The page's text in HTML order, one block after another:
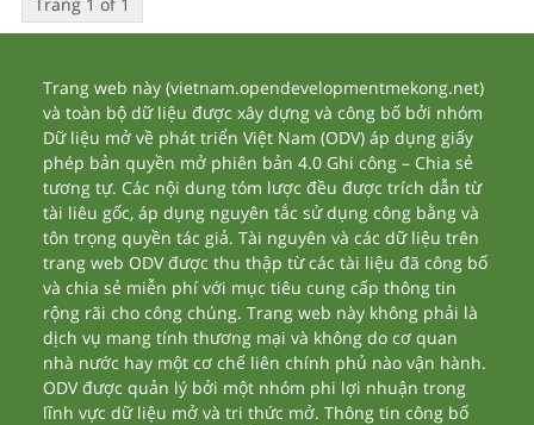
Trang web này (vietnam.opendevelopmentmekong.net)
và toàn bộ dữ liệu được xây dựng và công bố bởi nhóm
Dữ liệu mở về phát triển Việt Nam (ODV) áp dụng giấy
phép bản quyền mở phiên bản 4.0 Ghi công – Chia sẻ
tương tự. Các nội dung tóm lược đều được trích dẫn từ
tài liêu gốc, áp dụng nguyên tắc sử dụng công bằng và
tôn trọng quyền tác giả. Tài nguyên và các dữ liệu trên
trang web ODV được thu thập từ các tài liệu đã công bố
và chia sẻ miễn phí với mục tiêu cung cấp thông tin
rộng rãi cho công chúng. Trang web này không phải là
dịch vụ mang tính thương mại và không do cơ quan
nhà nước hay một cơ chế liên chính phủ nào vận hành.
ODV được quản lý bởi một nhóm phi lợi nhuận trong
lĩnh vực dữ liệu mở và tri thức mở. Thông tin công bố